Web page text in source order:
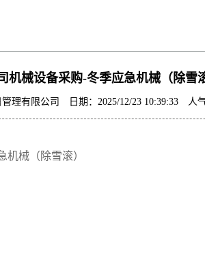
机械设备采购-冬季应急机械（除雪
理有限公司 日期：2025/12/23 10:39:33 人气
机械（除雪滚）